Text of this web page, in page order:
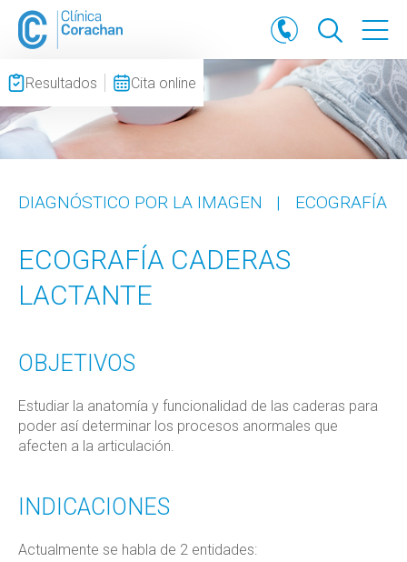
Resultados Cita online
DIAGNÓSTICO POR LA IMAGEN | ECOGRAFÍA
ECOGRAFÍA CADERAS
LACTANTE
OBJETIVOS
Estudiar la anatomía y funcionalidad de las caderas para
poder así determinar los procesos anormales que
afecten a la articulación.
INDICACIONES
Actualmente se habla de 2 entidades: